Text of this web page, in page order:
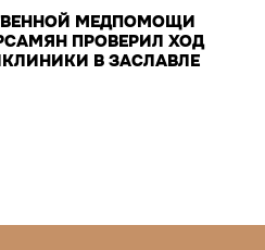
МЕДПОМОЩИ
ПРОВЕРИЛ ХОД
В ЗАСЛАВЛЕ